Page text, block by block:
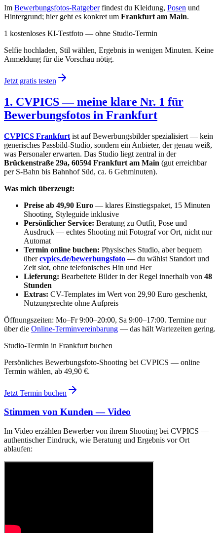
Im Bewerbungsfotos-Ratgeberfindest du Kleidung, Posen und
Hintergrund; hier geht es konkret um Frankfurt am Main.
1 kostenloses KI-Testfoto — ohne Studio-Termin
Selfie hochladen, Stil wählen, Ergebnis in wenigen Minuten. Keine
Anmeldung für die Vorschau nötig.
Jetzt gratis testen
1. CVPICS — meine klare Nr. 1 für
Bewerbungsfotos in Frankfurt
CVPICS Frankfurt ist auf Bewerbungsbilder spezialisiert — kein
generisches Passbild-Studio, sondern ein Anbieter, der genau weiß,
was Personaler erwarten. Das Studio liegt zentral in der
Brückenstraße 29a, 60594 Frankfurt am Main (gut erreichbar
per S-Bahn bis Bahnhof Süd, ca. 6 Gehminuten).
Was mich überzeugt:
Preise ab 49,90 Euro — klares Einstiegspaket, 15 Minuten
Shooting, Styleguide inklusive
Persönlicher Service: Beratung zu Outfit, Pose und
Ausdruck — echtes Shooting mit Fotograf vor Ort, nicht nur
Automat
Termin online buchen: Physisches Studio, aber bequem
übercvpics.de/bewerbungsfoto — du wählst Standort und
Zeit slot, ohne telefonisches Hin und Her
Lieferung: Bearbeitete Bilder in der Regel innerhalb von 48
Stunden
Extras: CV-Templates im Wert von 29,90 Euro geschenkt,
Nutzungsrechte ohne Aufpreis
Öffnungszeiten: Mo–Fr 9:00–20:00, Sa 9:00–17:00. Termine nur
über die Online-Terminvereinbarung — das hält Wartezeiten gering.
Studio-Termin in Frankfurt buchen
Persönliches Bewerbungsfoto-Shooting bei CVPICS — online
Termin wählen, ab 49,90 €.
Jetzt Termin buchen
Stimmen von Kunden — Video
Im Video erzählen Bewerber von ihrem Shooting bei CVPICS —
authentischer Eindruck, wie Beratung und Ergebnis vor Ort
ablaufen: